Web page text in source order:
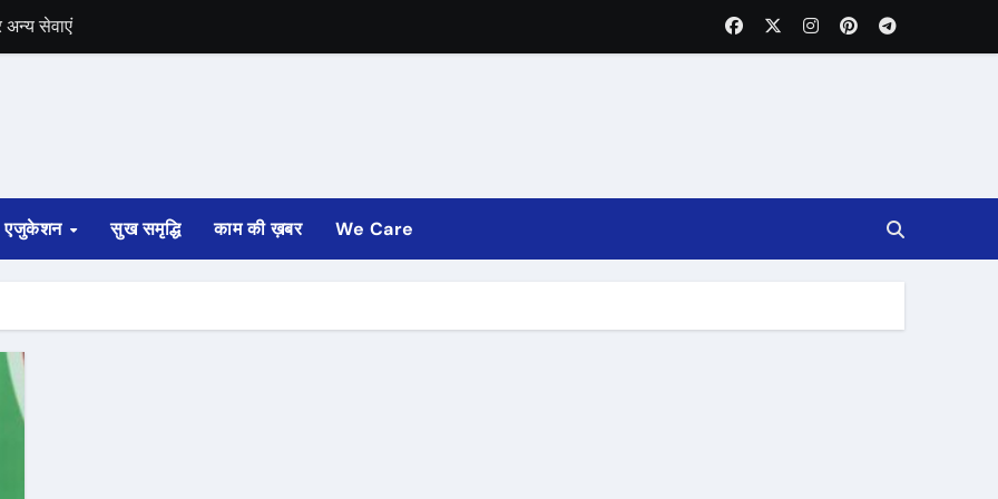
सेवाएं
पटरी से उतरी
एजुकेशन सुख समृद्धि काम की ख़बर We Care